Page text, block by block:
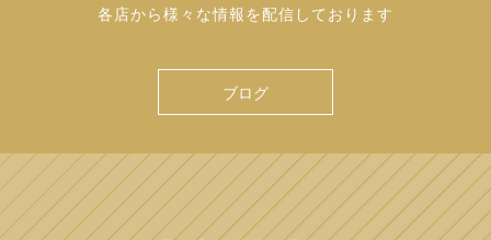
各店から様々な情報を配信しております
ブログ